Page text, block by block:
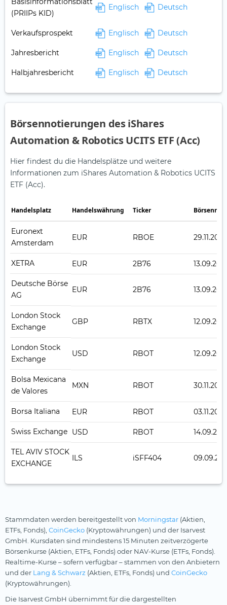
(PRIIPs KID)
Englisch Deutsch
Verkaufsprospekt Englisch Deutsch
Jahresbericht Englisch Deutsch
Halbjahresbericht Englisch Deutsch
Börsennotierungen des iShares
Automation & Robotics UCITS ETF (Acc)
Hier findest du die Handelsplätze und weitere
Informationen zum iShares Automation & Robotics UCITS
ETF (Acc).
Handelsplatz Handelswährung Ticker
Euronext
Amsterdam
EUR RBOE 29.11.2021
XETRA EUR 2B76
Deutsche Börse
AG
EUR 2B76
London Stock
Exchange
GBP RBTX
London Stock
Exchange
USD RBOT
Bolsa Mexicana
de Valores
MXN RBOT 30.11.2017
Borsa Italiana EUR RBOT 03.11.2016
Swiss Exchange USD RBOT
TEL AVIV STOCK
EXCHANGE
ILS iSFF404
Stammdaten werden bereitgestellt von Morningstar (Aktien,
ETFs, Fonds), CoinGecko (Kryptowährungen) und der Isarvest
GmbH. Kursdaten sind mindestens 15 Minuten zeitverzögerte
Börsenkurse (Aktien, ETFs, Fonds) oder NAV-Kurse (ETFs, Fonds).
Realtime-Kurse – sofern verfügbar – stammen von den Anbietern
und der Lang & Schwarz (Aktien, ETFs, Fonds) und CoinGecko
(Kryptowährungen).
Die Isarvest GmbH übernimmt für die dargestellten